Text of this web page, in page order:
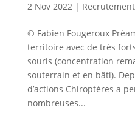
2 Nov 2022| Recrutement
© Fabien Fougeroux
territoire avec de très
souris (concentration
souterrain et en bâti).
d’actions Chiroptères a
nombreuses...